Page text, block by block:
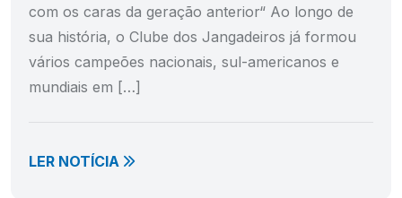
com os caras da geração anterior“ Ao longo de
sua história, o Clube dos Jangadeiros já formou
vários campeões nacionais, sul-americanos e
mundiais em […]
LER NOTÍCIA